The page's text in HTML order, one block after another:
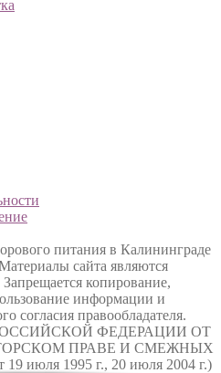
питания в Калининграде
сайта являются
копирование,
информации и
согласия правообладателя.
ФЕДЕРАЦИИ ОТ
ПРАВЕ И СМЕЖНЫХ
июля 1995 г., 20 июля 2004 г.)